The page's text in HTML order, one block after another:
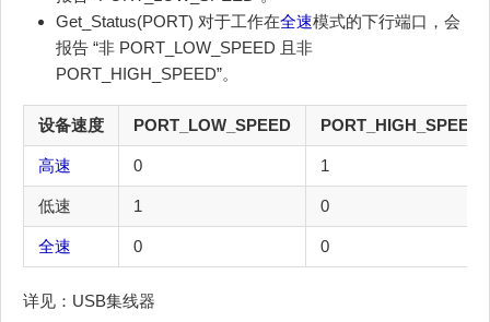
Get_Status(PORT) 对于工作在全速模式的下行端口，会
报告 “非 PORT_LOW_SPEED 且非
PORT_HIGH_SPEED”。
设备速度 PORT_LOW_SPEED PORT_HIGH_SPEED
高速 0 1
低速 1 0
全速 0 0
详见：USB集线器